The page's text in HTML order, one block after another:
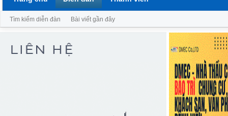
Tìm kiếm diễn đàn Bài viết gần đây